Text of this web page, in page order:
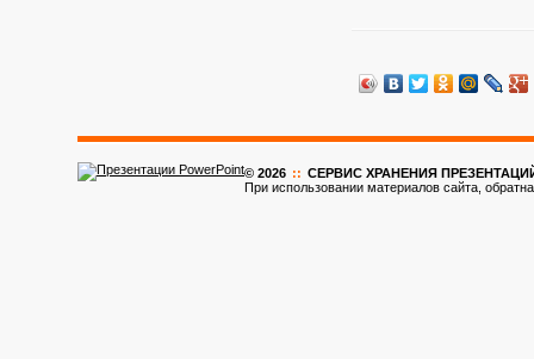
© 2026 :: CЕРВИС ХРАНЕНИЯ ПРЕЗЕНТАЦИЙ
При использовании материалов сайта,